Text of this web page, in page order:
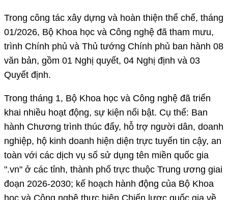
Trong công tác xây dựng và hoàn thiện thể chế, tháng
01/2026, Bộ Khoa học và Công nghệ đã tham mưu,
trình Chính phủ và Thủ tướng Chính phủ ban hành 08
văn bản, gồm 01 Nghị quyết, 04 Nghị định và 03
Quyết định.
Trong tháng 1, Bộ Khoa học và Công nghệ đã triển
khai nhiều hoạt động, sự kiện nổi bật. Cụ thể: Ban
hành Chương trình thúc đẩy, hỗ trợ người dân, doanh
nghiệp, hộ kinh doanh hiện diện trực tuyến tin cậy, an
toàn với các dịch vụ số sử dụng tên miền quốc gia
".vn" ở các tỉnh, thành phố trực thuộc Trung ương giai
đoạn 2026-2030; kế hoạch hành động của Bộ Khoa
học và Công nghệ thực hiện Chiến lược quốc gia về